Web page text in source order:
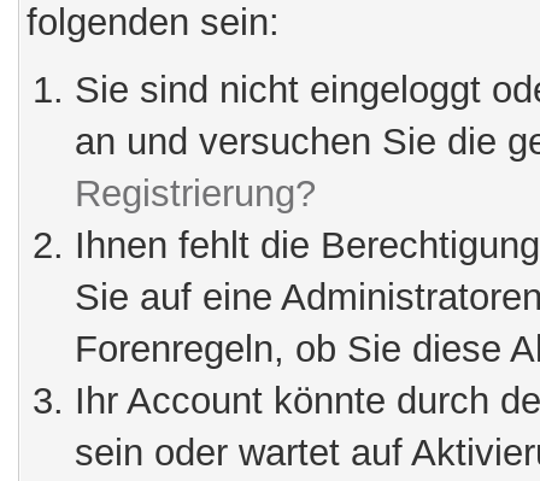
folgenden sein:
Sie sind nicht eingeloggt
an und versuchen Sie die
Registrierung?
Ihnen fehlt die
Sie auf eine
Forenregeln, ob Sie diese
Ihr Account könnte durch
sein oder wartet auf